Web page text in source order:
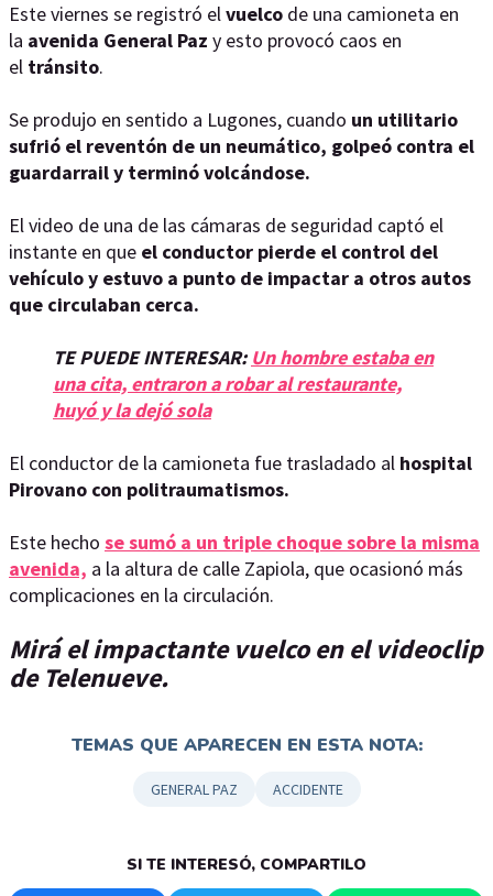
Este viernes se registró elvuelco de una camioneta en
la avenida General Paz y esto provocó caos en
el tránsito.
Se produjo en sentido a Lugones, cuando un utilitario
sufrió el reventón de un neumático, golpeó contra el
guardarrail y terminó volcándose.
El video de una de las cámaras de seguridad captó el
instante en que el conductor pierde el control del
vehículo y estuvo a punto de impactar a otros autos
que circulaban cerca.
TE PUEDE INTERESAR:Un hombre estaba en
una cita, entraron a robar al restaurante,
huyó y la dejó sola
El conductor de la camioneta fue trasladado al hospital
Pirovano con politraumatismos.
Este hecho se sumó a un triple choque sobre la misma
avenida, a la altura de calle Zapiola, que ocasionó más
complicaciones en la circulación.
Mirá el impactante vuelco en el videoclip
de Telenueve.
TEMAS QUE APARECEN EN ESTA NOTA:
GENERAL PAZ ACCIDENTE
SI TE INTERESÓ, COMPARTILO